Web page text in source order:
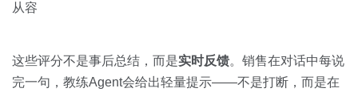
从容
这些评分不是事后总结，而是实时反馈。销售在对话中每说
完一句，教练Agent会给出轻量提示——不是打断，而是在